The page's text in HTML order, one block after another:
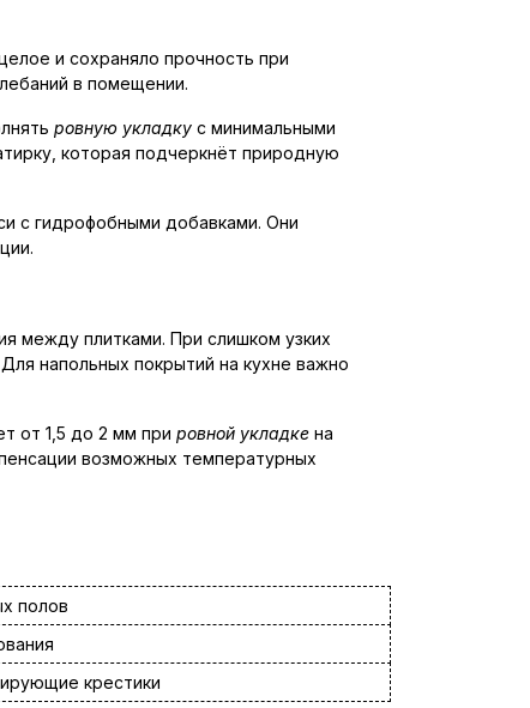
и сохраняло прочность при
в помещении.
ровную укладку с минимальными
которая подчеркнёт природную
с гидрофобными добавками. Они
между плитками. При слишком узких
напольных покрытий на кухне важно
от 1,5 до 2 мм при ровной укладке на
возможных температурных
полов
крестики